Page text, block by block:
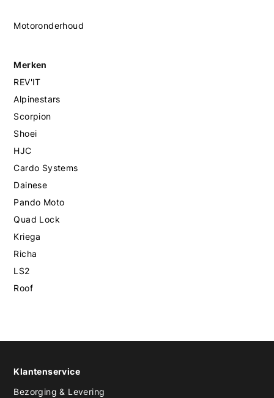
Motoronderhoud
Merken
REV'IT
Alpinestars
Scorpion
Shoei
HJC
Cardo Systems
Dainese
Pando Moto
Quad Lock
Kriega
Richa
LS2
Roof
Klantenservice
Bezorging & Levering